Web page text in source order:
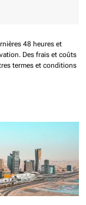
48 heures et
Des frais et coûts
termes et conditions